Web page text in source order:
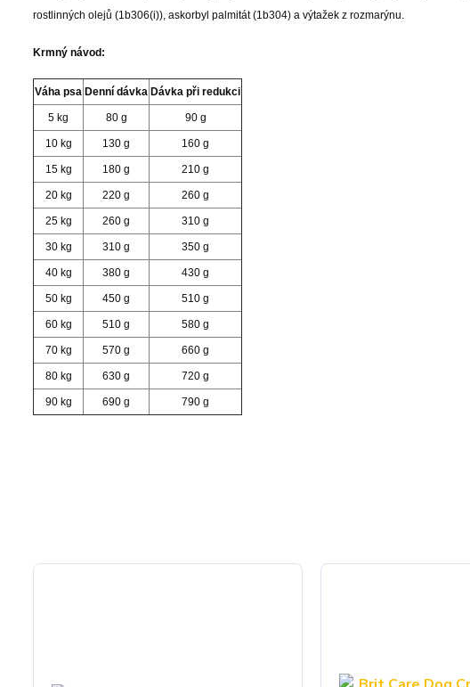
rostlinných olejů (1b306(i)), askorbyl palmitát (1b304) a výtažek z rozmarýnu.
Krmný návod:
Váha psa Denní dávka Dávka při redukci
5 kg 80 g 90 g
10 kg 130 g 160 g
15 kg 180 g 210 g
20 kg 220 g 260 g
25 kg 260 g 310 g
30 kg 310 g 350 g
40 kg 380 g 430 g
50 kg 450 g 510 g
60 kg 510 g 580 g
70 kg 570 g 660 g
80 kg 630 g 720 g
90 kg 690 g 790 g